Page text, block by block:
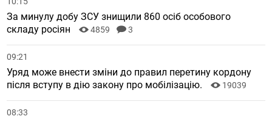
За минулу добу ЗСУ знищили 860 осіб особового
складу росіян
4859 3
09:21
Уряд може внести зміни до правил перетину кордону
після вступу в дію закону про мобілізацію.
19039
08:33